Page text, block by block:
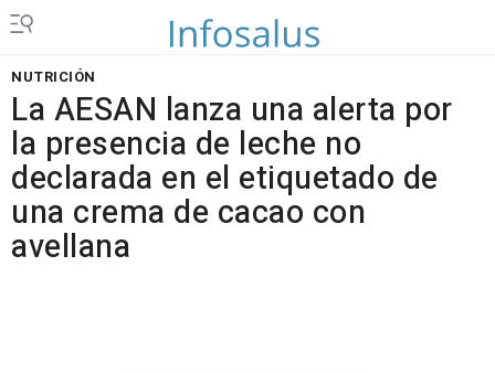
NUTRICIÓN
La AESAN lanza una alerta por
la presencia de leche no
declarada en el etiquetado de
una crema de cacao con
avellana